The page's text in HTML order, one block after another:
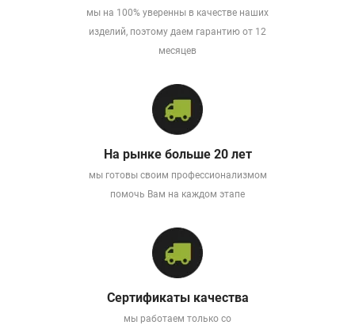
мы на 100% уверенны в качестве наших
изделий, поэтому даем гарантию от 12
месяцев
На рынке больше 20 лет
мы готовы своим профессионализмом
помочь Вам на каждом этапе
Сертификаты качества
мы работаем только со